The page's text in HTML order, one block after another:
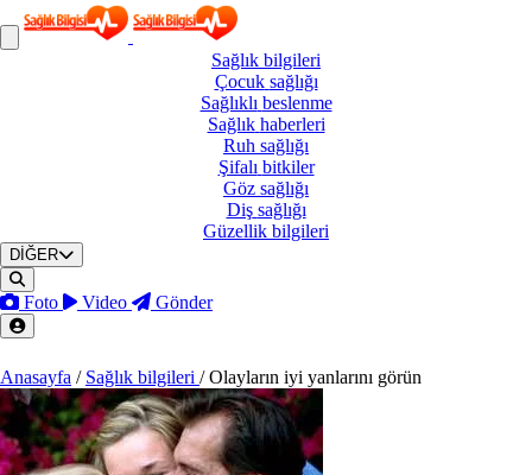
Sağlık bilgileri
Çocuk sağlığı
Sağlıklı beslenme
Sağlık haberleri
Ruh sağlığı
Şifalı bitkiler
Göz sağlığı
Diş sağlığı
Güzellik bilgileri
DİĞER
Foto Video Gönder
Anasayfa / Sağlık bilgileri / Olayların iyi yanlarını görün